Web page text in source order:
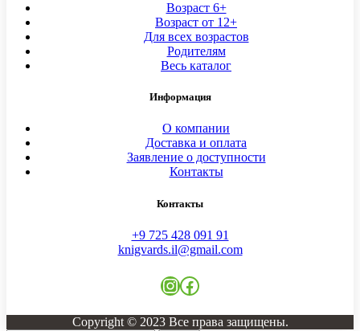
Возраст 6+
Возраст от 12+
Для всех возрастов
Родителям
Весь каталог
Информация
О компании
Доставка и оплата
Заявление о доступности
Контакты
Контакты
+9 725 428 091 91
knigvards.il@gmail.com
Instagram
Facebook
Copyright © 2023 Все права защищены.